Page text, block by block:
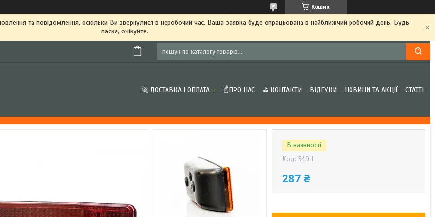
Кошик
та повідомлення, оскільки Ви звернулися в неробочий час. Ваша заявка буде опрацьована в найближчий робочий день. Будь
ласка, очікуйте.
🚀 ДОСТАВКА І ОПЛАТА ☝ПРО НАС ⛳ КОНТАКТИ ВІДГУКИ НОВИНИ ТА АКЦІЇ СТАТТІ
В наявності
Код: 549 L
287 ₴